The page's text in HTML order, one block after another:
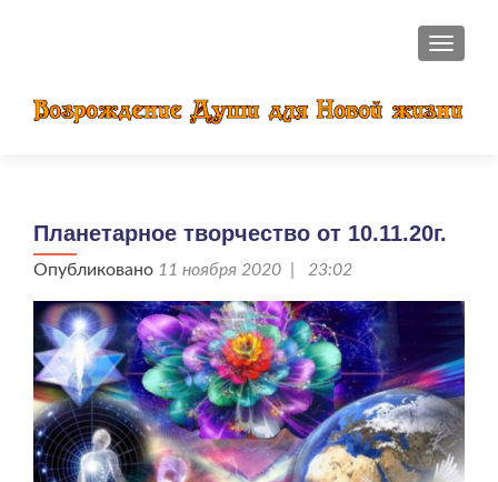
Планетарное творчество от 10.11.20г.
Опубликовано 11 ноября 2020 | 23:02